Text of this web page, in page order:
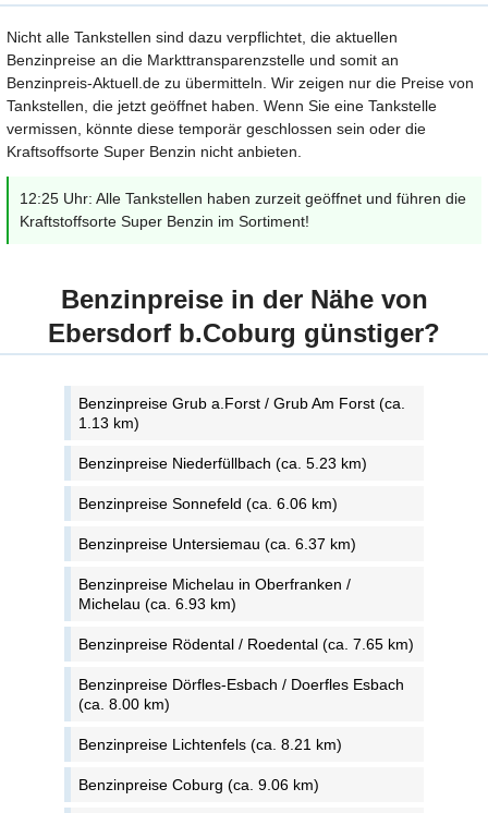
Nicht alle Tankstellen sind dazu verpflichtet, die aktuellen
Benzinpreise an die Markttransparenzstelle und somit an
Benzinpreis-Aktuell.de zu übermitteln. Wir zeigen nur die Preise von
Tankstellen, die jetzt geöffnet haben. Wenn Sie eine Tankstelle
vermissen, könnte diese temporär geschlossen sein oder die
Kraftsoffsorte Super Benzin nicht anbieten.
12:25 Uhr: Alle Tankstellen haben zurzeit geöffnet und führen die
Kraftstoffsorte Super Benzin im Sortiment!
Benzinpreise in der Nähe von
Ebersdorf b.Coburg günstiger?
Benzinpreise Grub a.Forst / Grub Am Forst (ca.
1.13 km)
Benzinpreise Niederfüllbach (ca. 5.23 km)
Benzinpreise Sonnefeld (ca. 6.06 km)
Benzinpreise Untersiemau (ca. 6.37 km)
Benzinpreise Michelau in Oberfranken /
Michelau (ca. 6.93 km)
Benzinpreise Rödental / Roedental (ca. 7.65 km)
Benzinpreise Dörfles-Esbach / Doerfles Esbach
(ca. 8.00 km)
Benzinpreise Lichtenfels (ca. 8.21 km)
Benzinpreise Coburg (ca. 9.06 km)